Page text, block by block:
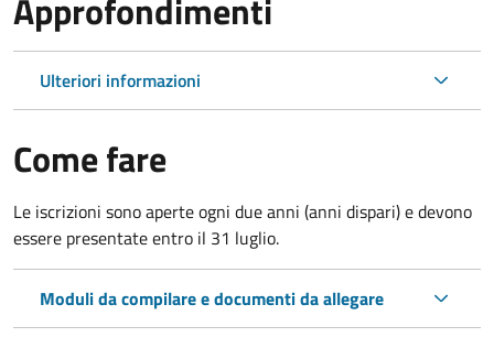
Ulteriori informazioni
Come fare
Le iscrizioni sono aperte ogni due anni (anni dispari) e devono
essere presentate entro il 31 luglio.
Moduli da compilare e documenti da allegare